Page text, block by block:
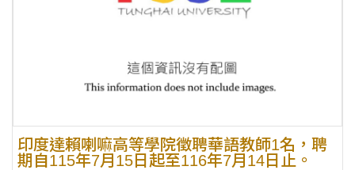
印度達賴喇嘛高等學院徵聘華語教師1名，聘
期自115年7月15日起至116年7月14日止。